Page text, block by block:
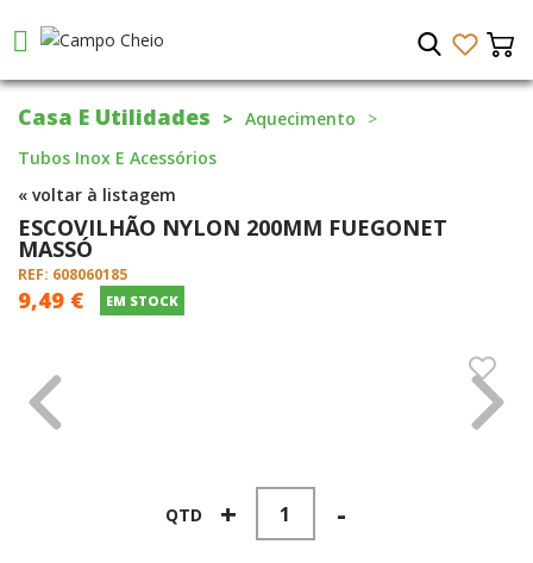
Casa E Utilidades
Aquecimento
Tubos Inox E Acessórios
« voltar à listagem
ESCOVILHÃO NYLON 200MM FUEGONET
MASSÓ
REF: 608060185
9,49 € EM STOCK
QTD + -